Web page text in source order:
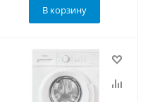
В корзину